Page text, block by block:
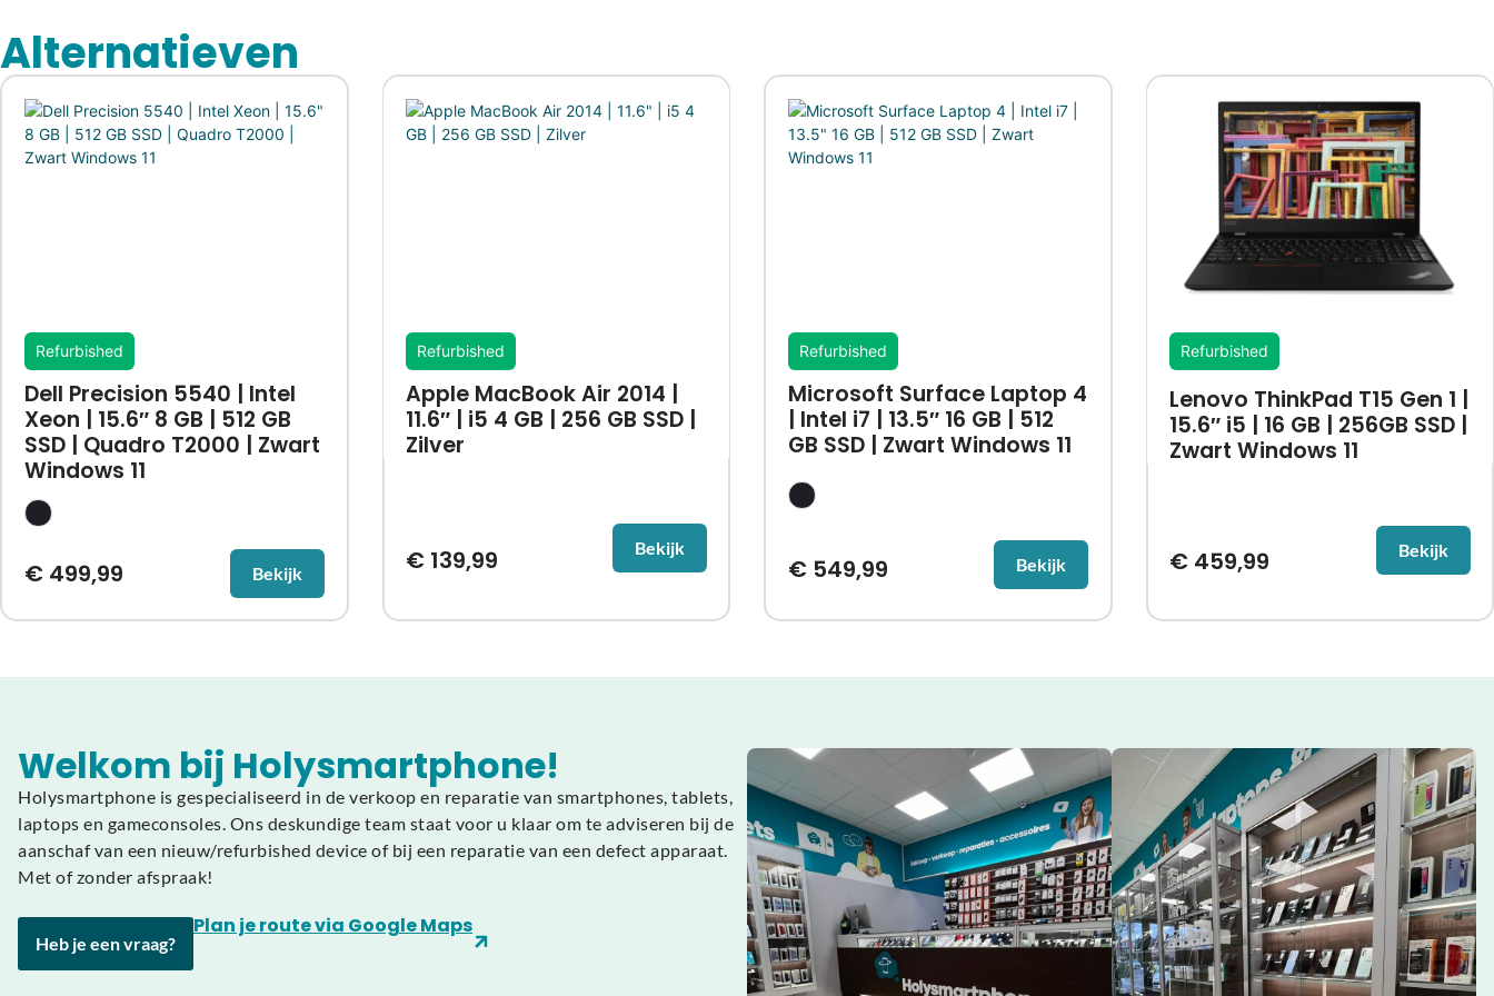
Alternatieven
Refurbished
Dell Precision 5540 | Intel
Xeon | 15.6″ 8 GB | 512 GB
SSD | Quadro T2000 | Zwart
Windows 11
€499,99 Bekijk
Refurbished
Apple MacBook Air 2014 |
11.6″ | i5 4 GB | 256 GB SSD |
Zilver
€ 139,99 Bekijk
Refurbished
Microsoft Surface Laptop 4
| Intel i7 | 13.5″ 16 GB | 512
GB SSD | Zwart Windows 11
€549,99 Bekijk
Refurbished
Lenovo ThinkPad T15 Gen 1 |
15.6″ i5 | 16 GB | 256GB SSD |
Zwart Windows 11
€ 459,99 Bekijk
Welkom bij Holysmartphone!
Holysmartphone is gespecialiseerd in de verkoop en reparatie van smartphones, tablets,
laptops en gameconsoles. Ons deskundige team staat voor u klaar om te adviseren bij de
aanschaf van een nieuw/refurbished device of bij een reparatie van een defect apparaat.
Met of zonder afspraak!
Heb je een vraag?
Plan je route via Google Maps